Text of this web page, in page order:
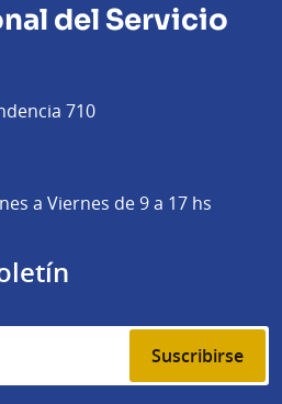
del Servicio
710
a Viernes de 9 a 17 hs
Suscribirse